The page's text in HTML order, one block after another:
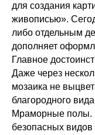
для создания
живописью».
либо отдельным
дополняет
Главное
Даже через
мозаика не
благородного
Мраморные полы.
безопасных